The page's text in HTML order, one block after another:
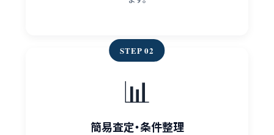
STEP 02
📊
簡易査定・条件整理